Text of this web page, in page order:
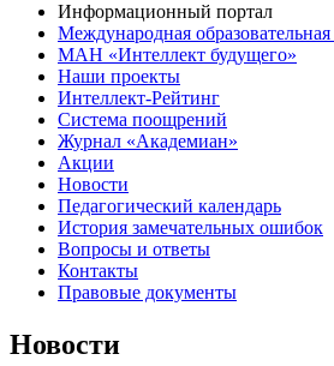
Информационный портал
Международная
МАН «Интеллект будущего»
Наши проекты
Интеллект-Рейтинг
Система поощрений
Журнал «Академиан»
Акции
Новости
Педагогический календарь
История замечательных ошибок
Вопросы и ответы
Контакты
Правовые документы
Новости